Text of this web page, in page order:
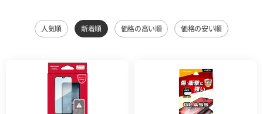
人気順 新着順 価格の高い順 価格の安い順